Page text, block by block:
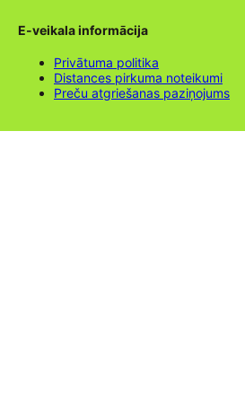
E-veikala informācija
Privātuma politika
Distances pirkuma noteikumi
Preču atgriešanas paziņojums